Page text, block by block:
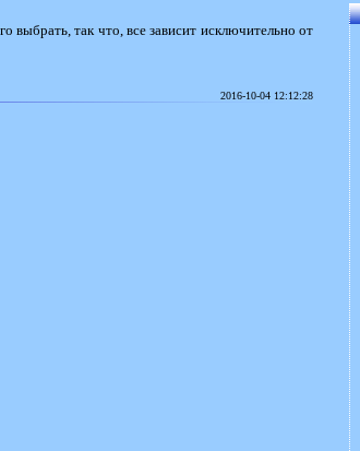
выбрать, так что, все зависит исключительно от
2016-10-04 12:12:28